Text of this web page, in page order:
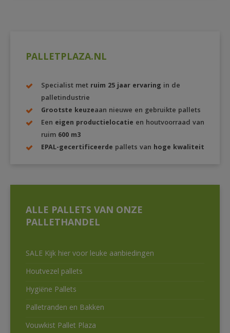
PALLETPLAZA.NL
Specialist met ruim 25 jaar ervaring in de
palletindustrie
Grootste keuzeaan nieuwe en gebruikte pallets
Een eigen productielocatie en houtvoorraad van
ruim 600 m3
EPAL-gecertificeerde pallets van hoge kwaliteit
ALLE PALLETS VAN ONZE
PALLETHANDEL
SALE Kijk hier voor leuke aanbiedingen
Houtvezel pallets
Hygiëne Pallets
Palletranden en Bakken
Vouwkist Pallet Plaza